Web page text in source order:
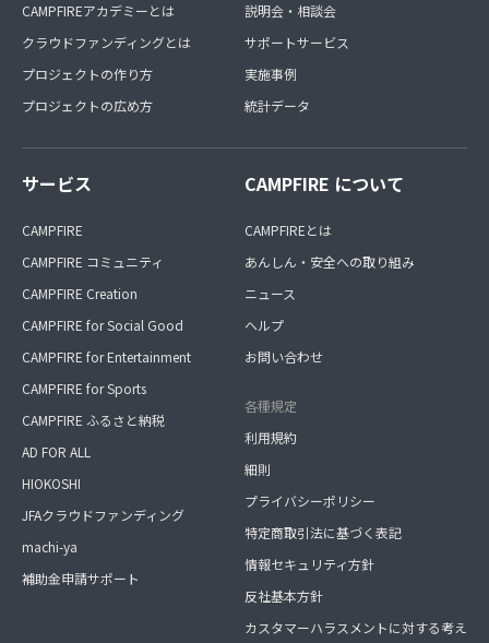
CAMPFIREアカデミーとは
クラウドファンディングとは
プロジェクトの作り方
プロジェクトの広め方
説明会・相談会
サポートサービス
実施事例
統計データ
サービス
CAMPFIRE
CAMPFIRE コミュニティ
CAMPFIRE Creation
CAMPFIRE for Social Good
CAMPFIRE for Entertainment
CAMPFIRE for Sports
CAMPFIRE ふるさと納税
AD FOR ALL
HIOKOSHI
JFAクラウドファンディング
machi-ya
補助金申請サポート
CAMPFIRE について
CAMPFIREとは
あんしん・安全への取り組み
ニュース
ヘルプ
お問い合わせ
各種規定
利用規約
細則
プライバシーポリシー
特定商取引法に基づく表記
情報セキュリティ方針
反社基本方針
カスタマーハラスメントに対する考え